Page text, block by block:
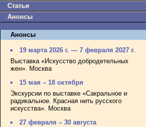
Статьи
Анонсы
Анонсы
19 марта 2026 г. — 7 февраля 2027 г.
Выставка «Искусство добродетельных
жен». Москва
15 мая – 18 октября
Экскурсии по выставке «Сакральное и
радикальное. Красная нить русского
искусства». Москва
27 февраля – 30 августа